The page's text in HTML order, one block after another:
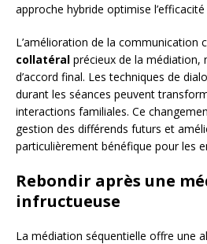
approche hybride optimise
L’amélioration de la communication
collatéral précieux de la médiation,
d’accord final. Les techniques de
durant les séances peuvent
interactions familiales. Ce
gestion des différends futurs et
particulièrement bénéfique pour les
Rebondir après une
infructueuse
La médiation séquentielle offre une